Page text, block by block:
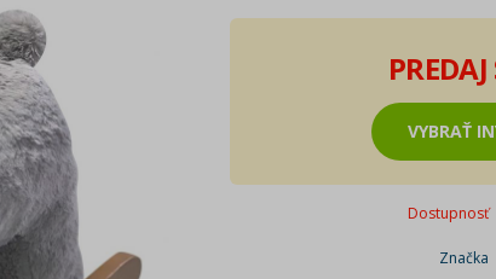
VYBRAŤ
Dostupnosť
Značka